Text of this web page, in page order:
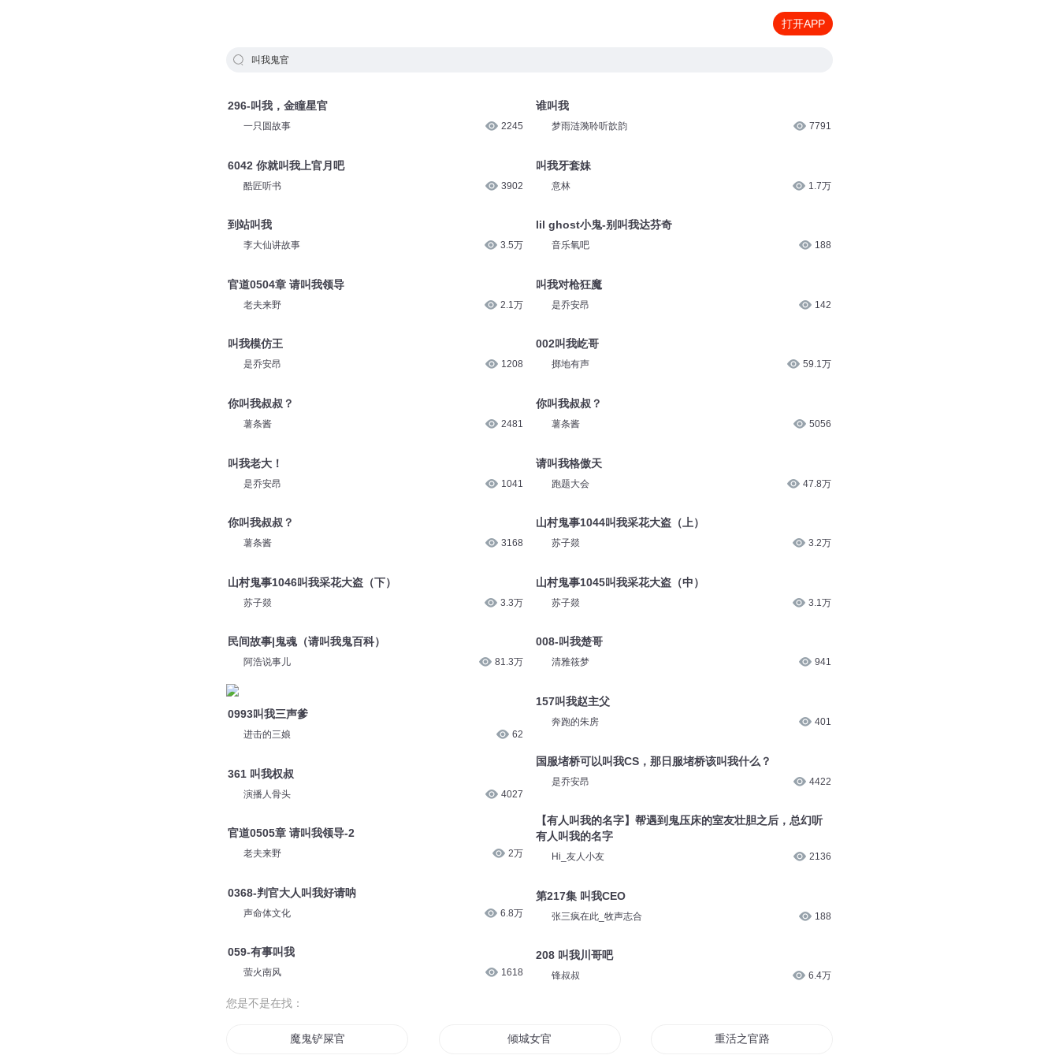
打开APP
叫我鬼官
296-叫我，金瞳星官
一只圆故事 2245
6042 你就叫我上官月吧
酷匠听书 3902
到站叫我
李大仙讲故事 3.5万
官道0504章 请叫我领导
老夫来野 2.1万
叫我模仿王
是乔安昂 1208
你叫我叔叔？
薯条酱 2481
叫我老大！
是乔安昂 1041
你叫我叔叔？
薯条酱 3168
山村鬼事1046叫我采花大盗（下）
苏子燚 3.3万
民间故事|鬼魂（请叫我鬼百科）
阿浩说事儿 81.3万
0993叫我三声爹
进击的三娘 62
361 叫我权叔
演播人骨头 4027
官道0505章 请叫我领导-2
老夫来野 2万
0368-判官大人叫我好请呐
声命体文化 6.8万
059-有事叫我
萤火南风 1618
谁叫我
梦雨涟漪聆听歆韵 7791
叫我牙套妹
意林 1.7万
lil ghost小鬼-别叫我达芬奇
音乐氧吧 188
叫我对枪狂魔
是乔安昂 142
002叫我屹哥
掷地有声 59.1万
你叫我叔叔？
薯条酱 5056
请叫我格傲天
跑题大会 47.8万
山村鬼事1044叫我采花大盗（上）
苏子燚 3.2万
山村鬼事1045叫我采花大盗（中）
苏子燚 3.1万
008-叫我楚哥
清雅筱梦 941
157叫我赵主父
奔跑的朱房 401
国服堵桥可以叫我CS，那日服堵桥该叫我什么？
是乔安昂 4422
【有人叫我的名字】帮遇到鬼压床的室友壮胆之后，总幻听
有人叫我的名字
Hi_友人小友 2136
第217集 叫我CEO
张三疯在此_牧声志合 188
208 叫我川哥吧
锋叔叔 6.4万
您是不是在找：
魔鬼铲屎官 倾城女官 重活之官路